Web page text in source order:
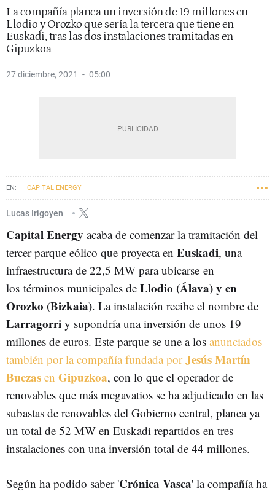
La compañía planea un inversión de 19 millones en
Llodio y Orozko que sería la tercera que tiene en
Euskadi, tras las dos instalaciones tramitadas en
Gipuzkoa
27 diciembre, 2021 05:00
CAPITAL ENERGY
Lucas Irigoyen
Capital Energy acaba de comenzar la tramitación del
tercer parque eólico que proyecta en Euskadi, una
infraestructura de 22,5 MW para ubicarse en
los términos municipales de Llodio (Álava) y en
Orozko (Bizkaia). La instalación recibe el nombre de
Larragorri y supondría una inversión de unos 19
millones de euros. Este parque se une a los anunciados
también por la compañía fundada porJesús Martín
Buezas en Gipuzkoa, con lo que el operador de
renovables que más megavatios se ha adjudicado en las
subastas de renovables del Gobierno central, planea ya
un total de 52 MW en Euskadi repartidos en tres
instalaciones con una inversión total de 44 millones.
Según ha podido saber 'Crónica Vasca' la compañía ha